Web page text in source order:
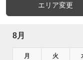
エリア変更
8月
月 火